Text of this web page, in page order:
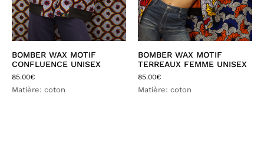
BOMBER WAX MOTIF
CONFLUENCE UNISEX
85.00€
Matière: coton
BOMBER WAX MOTIF
TERREAUX FEMME UNISEX
85.00€
Matière: coton